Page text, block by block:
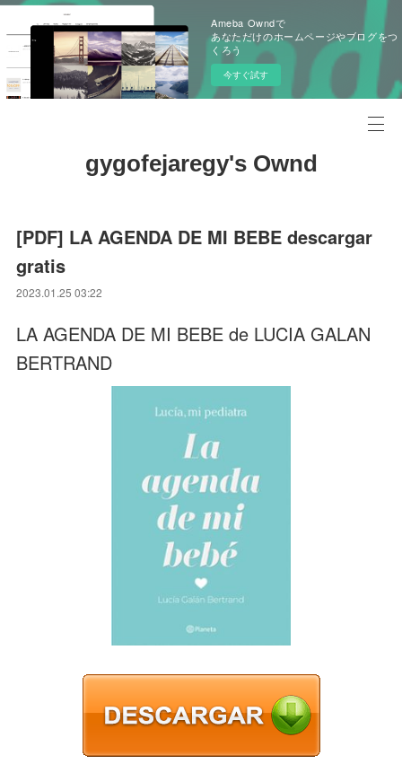
Ameba Owndで
あなただけのホームページやブログをつ
くろう
今すぐ試す
gygofejaregy's Ownd
[PDF] LA AGENDA DE MI BEBE descargar
gratis
2023.01.25 03:22
LA AGENDA DE MI BEBE de LUCIA GALAN
BERTRAND